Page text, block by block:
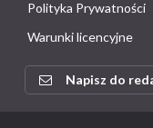
Polityka Prywatności
Warunki licencyjne
Napisz do